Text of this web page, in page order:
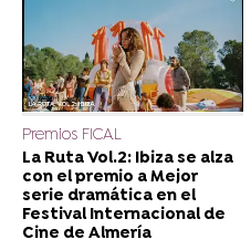
Premios FICAL
La Ruta Vol.2: Ibiza se alza
con el premio a Mejor
serie dramática en el
Festival Internacional de
Cine de Almería